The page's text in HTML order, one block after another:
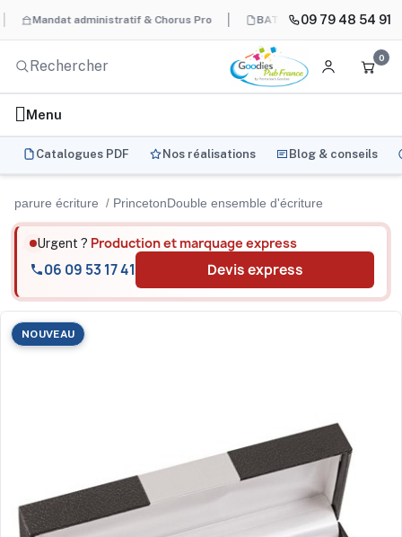
administratif & Chorus Pro BAT systématique et gratuit
09 79 48 54 91
0
Menu
Catalogues PDF Nos réalisations Blog & conseils
parure écriture PrincetonDouble ensemble d'écriture
Urgent ? Production et marquage express
06 09 53 17 41 Devis express
NOUVEAU